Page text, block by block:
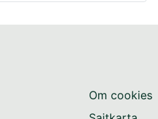
Om cookies